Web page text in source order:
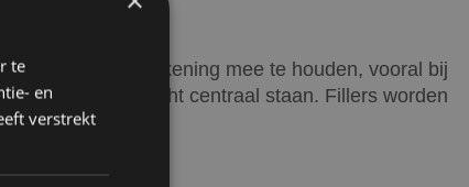
risico iets om rekening mee te houden, vooral bij
techniek en inzicht centraal staan. Fillers worden
te
en
verstrekt